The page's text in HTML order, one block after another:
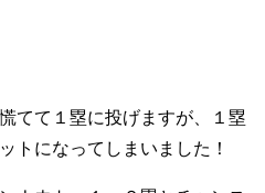
てて１塁に投げますが、１塁
トになってしまいました！